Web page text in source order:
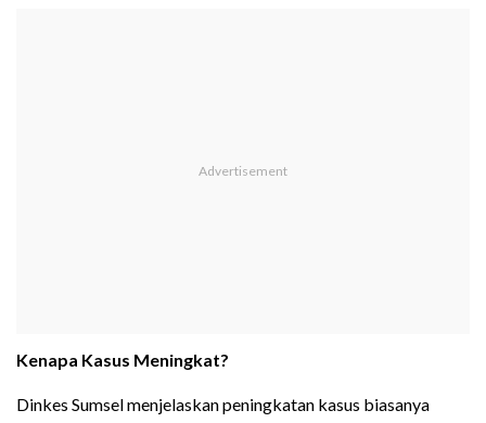
Kenapa Kasus Meningkat?
Dinkes Sumsel menjelaskan peningkatan kasus biasanya